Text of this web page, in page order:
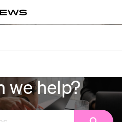
we help?